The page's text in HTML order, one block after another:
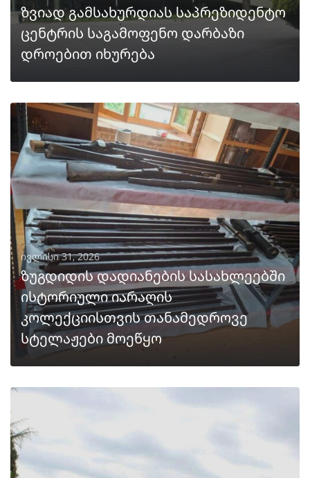
ზვიად გამსახურდიას საპრეზიდენტო
ცენტრის საგამოფენო დარბაზი
დროებით იხურება
ᲒᲐᲒᲠᲫᲔᲚᲔᲑᲐ
ივლისი 31, 2026
ზუგდიდის დადიანების სასახლეებში
ისტორიული იარაღის
კოლექციისთვის თანამედროვე
სტელაჟები მოეწყო